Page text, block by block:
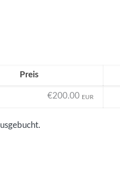
Preis
€200.00 EUR